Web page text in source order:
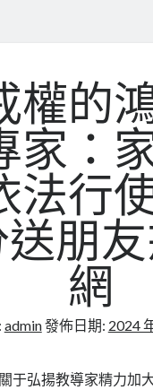
權的
家：
法行
朋
網
admin發佈日期: 2024
于弘揚教導家精力加